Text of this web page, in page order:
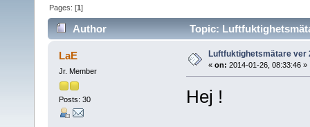
Pages: [1]
Author Topic:
LaE
Jr. Member
Posts: 30
Luftfuktighetsmätare ver
« on: 2014-01-26, 08:33:46 »
Hej !